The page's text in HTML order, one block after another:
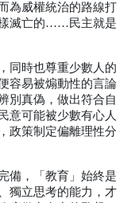
為威權統治的路線打
樣滅亡的……民主就是
同時也尊重少數人的
容易被煽動性的言論
別真偽，做出符合自
意可能被少數有心人
政策制定偏離理性分
備，「教育」始終是
獨立思考的能力，才